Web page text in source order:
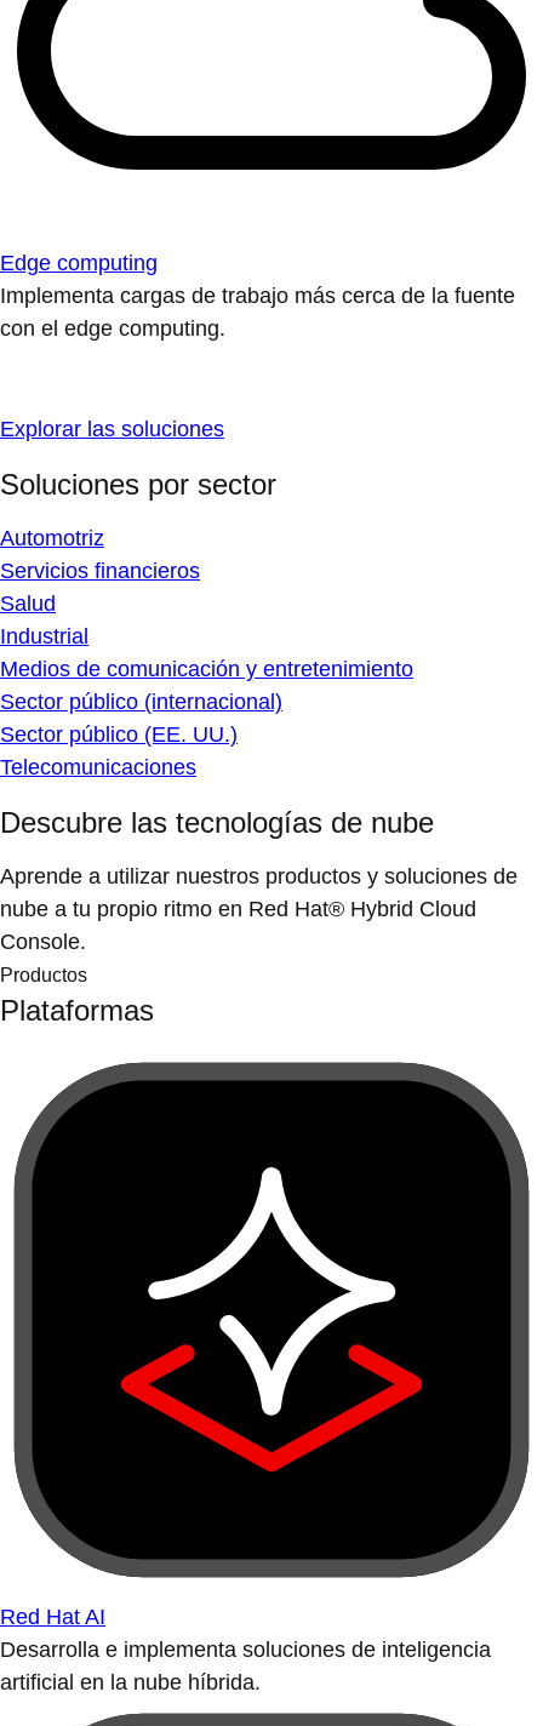
Edge computing
Implementa cargas de trabajo más cerca de la fuente
con el edge computing.
Explorar las soluciones
Soluciones por sector
Automotriz
Servicios financieros
Salud
Industrial
Medios de comunicación y entretenimiento
Sector público (internacional)
Sector público (EE. UU.)
Telecomunicaciones
Descubre las tecnologías de nube
Aprende a utilizar nuestros productos y soluciones de
nube a tu propio ritmo en Red Hat® Hybrid Cloud
Console.
Productos
Plataformas
Red Hat AI
Desarrolla e implementa soluciones de inteligencia
artificial en la nube híbrida.